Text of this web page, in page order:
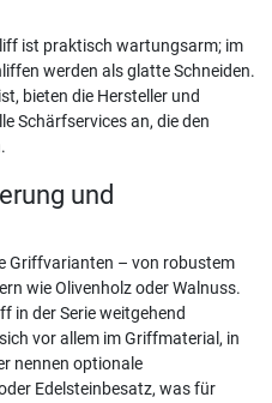
ist praktisch wartungsarm; im
werden als glatte Schneiden.
bieten die Hersteller und
Schärfservices an, die den
und
Griffvarianten – von robustem
wie Olivenholz oder Walnuss.
in der Serie weitgehend
vor allem im Griffmaterial, in
nennen optionale
Edelsteinbesatz, was für